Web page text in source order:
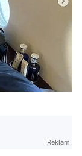
Reklam